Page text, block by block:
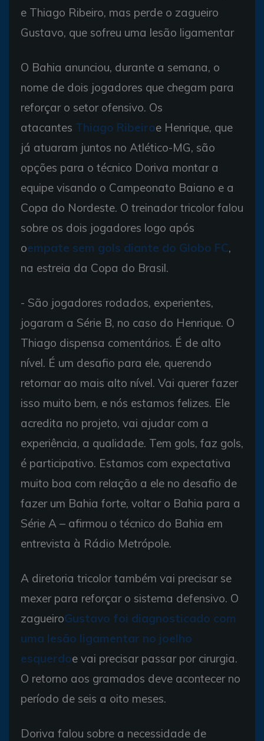
e Thiago Ribeiro, mas perde o zagueiro
Gustavo, que sofreu uma lesão ligamentar
O Bahia anunciou, durante a semana, o
nome de dois jogadores que chegam para
reforçar o setor ofensivo. Os
atacantes Thiago Ribeiroe Henrique, que
já atuaram juntos no Atlético-MG, são
opções para o técnico Doriva montar a
equipe visando o Campeonato Baiano e a
Copa do Nordeste. O treinador tricolor falou
sobre os dois jogadores logo após
oempate sem gols diante do Globo FC,
na estreia da Copa do Brasil.
- São jogadores rodados, experientes,
jogaram a Série B, no caso do Henrique. O
Thiago dispensa comentários. É de alto
nível. É um desafio para ele, querendo
retornar ao mais alto nível. Vai querer fazer
isso muito bem, e nós estamos felizes. Ele
acredita no projeto, vai ajudar com a
experiência, a qualidade. Tem gols, faz gols,
é participativo. Estamos com expectativa
muito boa com relação a ele no desafio de
fazer um Bahia forte, voltar o Bahia para a
Série A – afirmou o técnico do Bahia em
entrevista à Rádio Metrópole.
A diretoria tricolor também vai precisar se
mexer para reforçar o sistema defensivo. O
zagueiroGustavo foi diagnosticado com
uma lesão ligamentar no joelho
esquerdoe vai precisar passar por cirurgia.
O retorno aos gramados deve acontecer no
período de seis a oito meses.
Doriva falou sobre a necessidade de